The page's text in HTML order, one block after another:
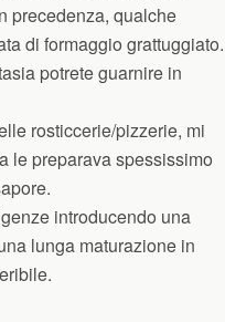
precedenza, qualche
di formaggio grattuggiato.
potrete guarnire in
rosticcerie/pizzerie, mi
le preparava spessissimo
introducendo una
lunga maturazione in